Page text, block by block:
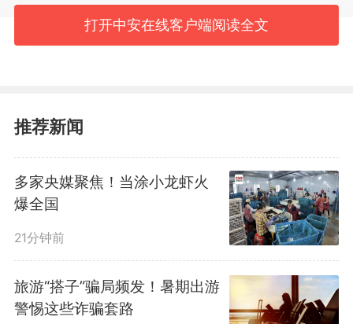
农村敬老院公建民营比例超过
获得评定等级的养老机构1716家，
占比64.9%。
11月12日上午，天空湛蓝，阳
光明媚。在阜阳市红叶林老年护理
院内，几十位爷爷奶奶坐着轮椅在
打开中安在线客户端阅读全文
推荐新闻
多家央媒聚焦！当涂小龙虾火
爆全国
21分钟前
旅游“搭子”骗局频发！暑期出游
警惕这些诈骗套路